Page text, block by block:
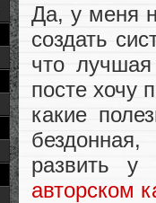
Да, у меня
создать
что
посте хочу
какие
развить
авторском